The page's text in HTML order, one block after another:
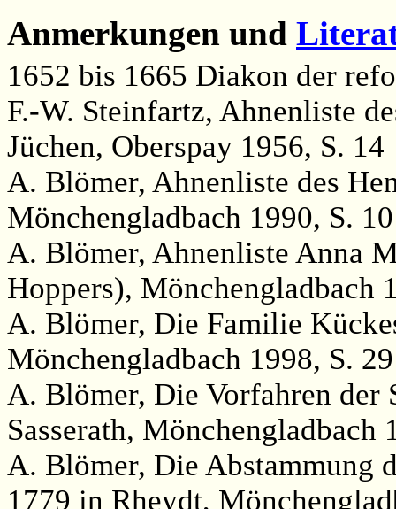
Anmerkungen und
1652 bis 1665 Diakon der
F.-W. Steinfartz, Ahnenliste
Jüchen, Oberspay 1956, S. 14
A. Blömer, Ahnenliste des
Mönchengladbach 1990, S. 10
A. Blömer, Ahnenliste Anna
Hoppers), Mönchengladbach
A. Blömer, Die Familie
Mönchengladbach 1998, S. 29
A. Blömer, Die Vorfahren der
Sasserath, Mönchengladbach
A. Blömer, Die Abstammung
1779 in Rheydt,